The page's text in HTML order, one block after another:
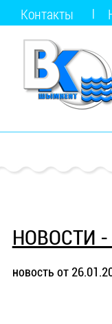
Контакты
НОВОСТИ
новость от